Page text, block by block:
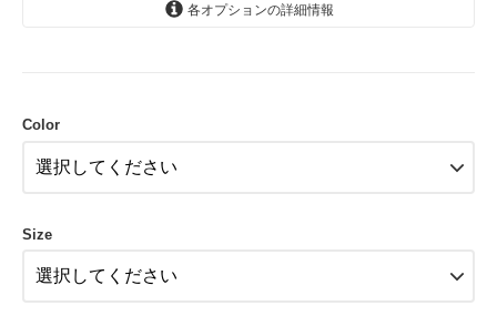
各オプションの詳細情報
Color
Size